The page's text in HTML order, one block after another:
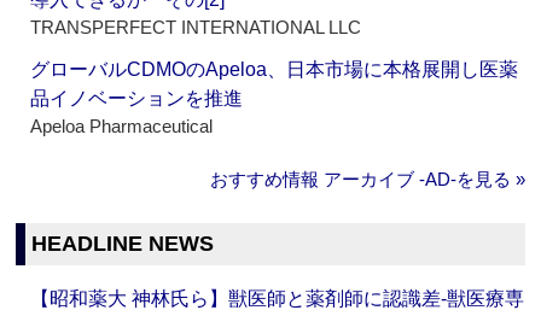
TRANSPERFECT INTERNATIONAL LLC
グローバルCDMOのApeloa、日本市場に本格展開し医薬
品イノベーションを推進
Apeloa Pharmaceutical
おすすめ情報 アーカイブ ‐AD‐を見る »
HEADLINE NEWS
【昭和薬大 神林氏ら】獣医師と薬剤師に認識差‐獣医療専